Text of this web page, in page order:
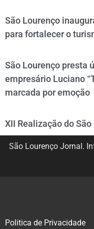
São Lourenço
para fortalecer o
São Lourenço presta
empresário Luciano
marcada por emoção
XII Realização do
São Lourenço Jornal.
Politica de Privacidade